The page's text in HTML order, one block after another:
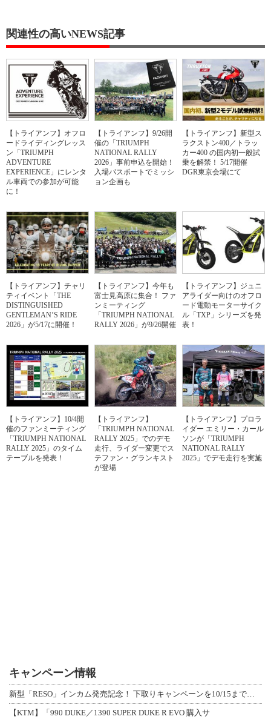
関連性の高いNEWS記事
【トライアンフ】オフロ
ードライディングレッス
ン「TRIUMPH
ADVENTURE
EXPERIENCE」にレンタ
ル車両での参加が可能
に！
【トライアンフ】9/26開
催の「TRIUMPH
NATIONAL RALLY
2026」事前申込を開始！
入場パスポートでミッシ
ョン企画も
【トライアンフ】新型ス
ラクストン400／トラッ
カー400 の国内初一般試
乗を解禁！ 5/17開催
DGR東京会場にて
【トライアンフ】チャリ
ティイベント「THE
DISTINGUISHED
GENTLEMAN’S RIDE
2026」が5/17に開催！
【トライアンフ】今年も
富士見高原に集合！ ファ
ンミーティング
「TRIUMPH NATIONAL
RALLY 2026」が9/26開催
【トライアンフ】ジュニ
アライダー向けのオフロ
ード電動モーターサイク
ル「TXP」シリーズを発
表！
【トライアンフ】10/4開
催のファンミーティング
「TRIUMPH NATIONAL
RALLY 2025」のタイム
テーブルを発表！
【トライアンフ】
「TRIUMPH NATIONAL
RALLY 2025」でのデモ
走行、ライダー変更でス
テファン・グランキスト
が登場
【トライアンフ】プロラ
イダー エミリー・カール
ソンが「TRIUMPH
NATIONAL RALLY
2025」でデモ走行を実施
キャンペーン情報
新型「RESO」インカム発売記念！ 下取りキャンペーンを10/15まで延長して開
【KTM】「990 DUKE／1390 SUPER DUKE R EVO 購入サ